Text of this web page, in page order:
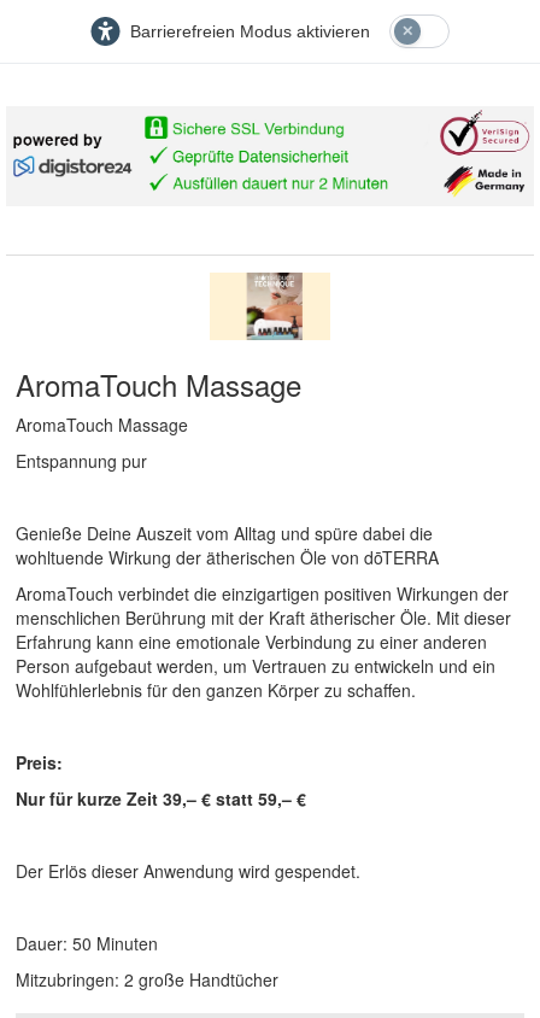
Barrierefreien Modus aktivieren
AromaTouch Massage
AromaTouch Massage
Entspannung pur
Genieße Deine Auszeit vom Alltag und spüre dabei die
wohltuende Wirkung der ätherischen Öle von dōTERRA
AromaTouch verbindet die einzigartigen positiven Wirkungen der
menschlichen Berührung mit der Kraft ätherischer Öle. Mit dieser
Erfahrung kann eine emotionale Verbindung zu einer anderen
Person aufgebaut werden, um Vertrauen zu entwickeln und ein
Wohlfühlerlebnis für den ganzen Körper zu schaffen.
Preis:
Nur für kurze Zeit 39,– € statt 59,– €
Der Erlös dieser Anwendung wird gespendet.
Dauer: 50 Minuten
Mitzubringen: 2 große Handtücher